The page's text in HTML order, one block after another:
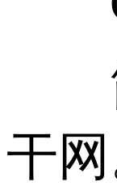
简
干